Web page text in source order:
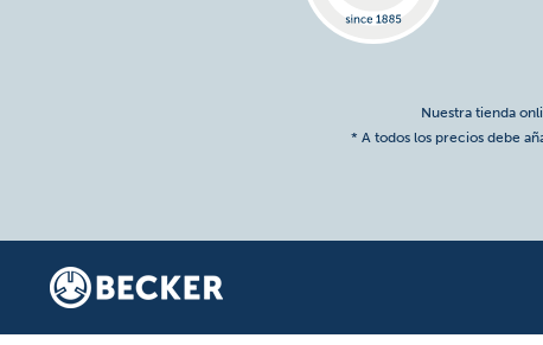
Nuestra tienda
* A todos los precios debe